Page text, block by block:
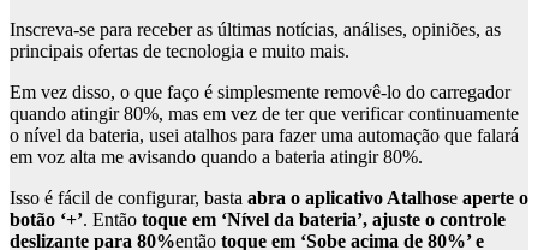
Inscreva-se para receber as últimas notícias, análises, opiniões, as
principais ofertas de tecnologia e muito mais.
Em vez disso, o que faço é simplesmente removê-lo do carregador
quando atingir 80%, mas em vez de ter que verificar continuamente
o nível da bateria, usei atalhos para fazer uma automação que falará
em voz alta me avisando quando a bateria atingir 80%.
Isso é fácil de configurar, basta abra o aplicativo Atalhose aperte o
botão ‘+’. Então toque em ‘Nível da bateria’, ajuste o controle
deslizante para 80%então toque em ‘Sobe acima de 80%’ e